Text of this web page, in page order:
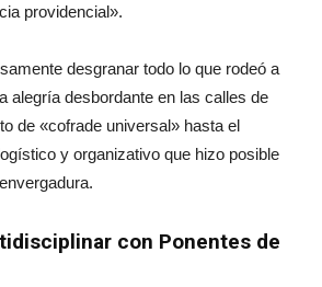
providencial».
desgranar todo lo que rodeó a
alegría desbordante en las calles de
de «cofrade universal» hasta el
y organizativo que hizo posible
con Ponentes de